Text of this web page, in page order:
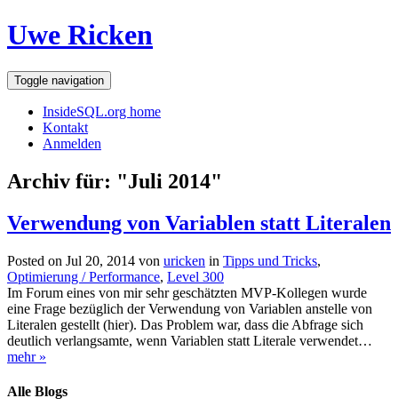
Uwe Ricken
Toggle navigation
InsideSQL.org home
Kontakt
Anmelden
Archiv für: "Juli 2014"
Verwendung von Variablen statt Literalen
Posted on Jul 20, 2014 von uricken in Tipps und Tricks,
Optimierung / Performance, Level 300
Im Forum eines von mir sehr geschätzten MVP-Kollegen wurde
eine Frage bezüglich der Verwendung von Variablen anstelle von
Literalen gestellt (hier). Das Problem war, dass die Abfrage sich
deutlich verlangsamte, wenn Variablen statt Literale verwendet…
mehr »
Alle Blogs